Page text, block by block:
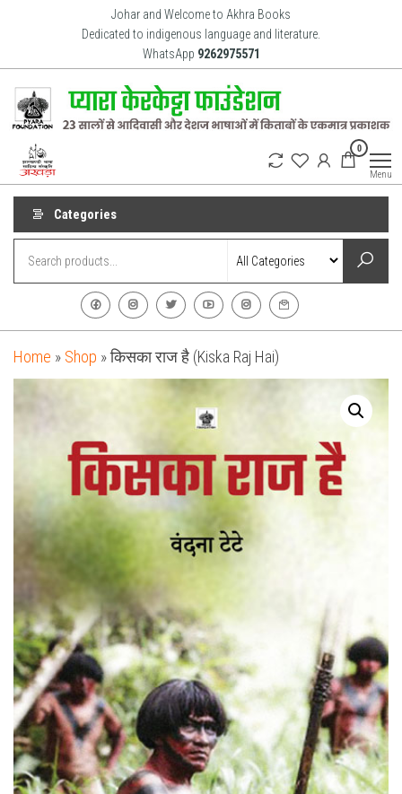
content
Johar and Welcome to Akhra Books
Dedicated to indigenous language and literature.
WhatsApp 9262975571
indigenous
culture,
language
and
literature
years.
0
Menu
Categories
Home » Shop »किसका राज है (Kiska Raj Hai)